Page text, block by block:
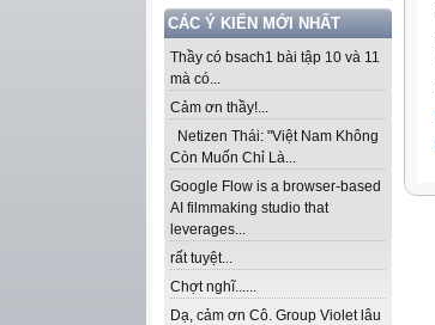
CÁC Ý KIẾN MỚI NHẤT
Thầy có bsach1 bài tập 10 và 11
mà có...
Cảm ơn thầy!...
Netizen Thái: "Việt Nam Không
Còn Muốn Chỉ Là...
Google Flow is a browser-based
AI filmmaking studio that
leverages...
rất tuyệt...
Chợt nghĩ......
Dạ, cảm ơn Cô. Group Violet lâu